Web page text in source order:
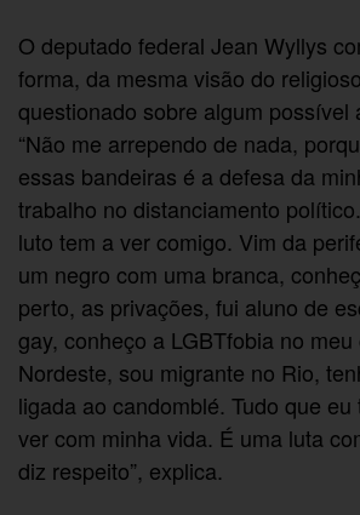
O deputado federal Jean Wyllys
forma, da mesma visão do
questionado sobre algum possível
“Não me arrependo de nada,
essas bandeiras é a defesa da
trabalho no distanciamento
luto tem a ver comigo. Vim da
um negro com uma branca,
perto, as privações, fui aluno de
gay, conheço a LGBTfobia no
Nordeste, sou migrante no Rio,
ligada ao candomblé. Tudo que
ver com minha vida. É uma luta
diz respeito”, explica.